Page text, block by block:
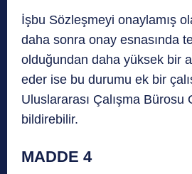
İşbu Sözleşmeyi onaylamış
daha sonra onay esnasında
olduğundan daha yüksek bir
eder ise bu durumu ek bir
Uluslararası Çalışma Bürosu
bildirebilir.
MADDE 4